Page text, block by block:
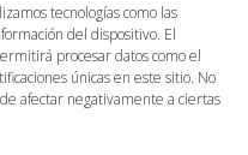
tecnologías como las
del dispositivo. El
procesar datos como el
únicas en este sitio. No
afectar negativamente a ciertas